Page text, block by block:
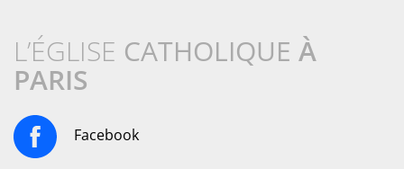
L’ÉGLISE CATHOLIQUE À
PARIS
Facebook